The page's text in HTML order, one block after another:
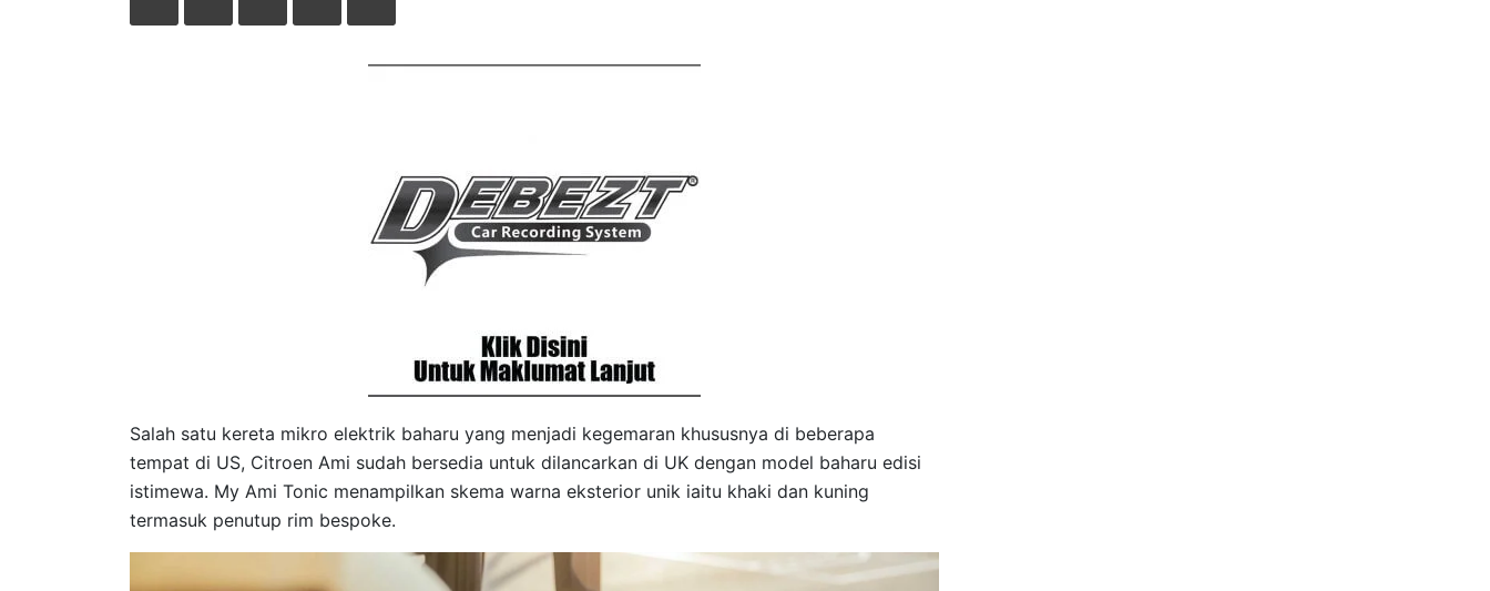
Salah satu kereta mikro elektrik baharu yang menjadi kegemaran khususnya di beberapa
tempat di US, Citroen Ami sudah bersedia untuk dilancarkan di UK dengan model baharu edisi
istimewa. My Ami Tonic menampilkan skema warna eksterior unik iaitu khaki dan kuning
termasuk penutup rim bespoke.